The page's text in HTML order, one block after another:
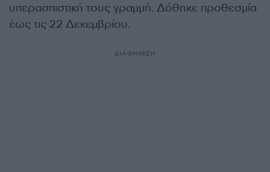
υπερασπιστική τους γραμμή. Δόθηκε προθεσμία
έως τις 22 Δεκεμβρίου.
ΔΙΑΦΗΜΙΣΗ